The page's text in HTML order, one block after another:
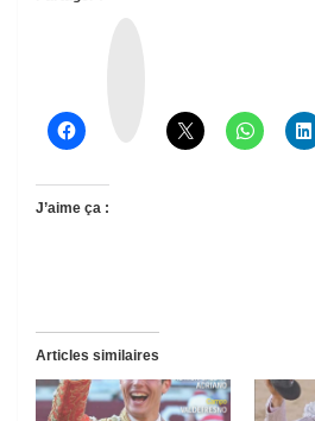
J’aime ça :
Articles similaires